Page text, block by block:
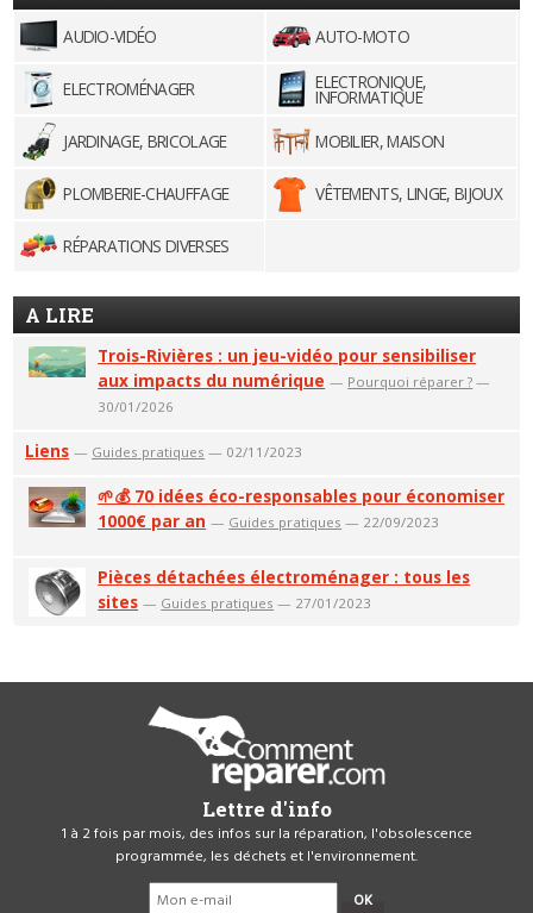
AUDIO-VIDÉO AUTO-MOTO
ELECTROMÉNAGER ELECTRONIQUE,
INFORMATIQUE
JARDINAGE, BRICOLAGE
MOBILIER, MAISON
PLOMBERIE-CHAUFFAGE VÊTEMENTS, LINGE, BIJOUX
RÉPARATIONS DIVERSES
A LIRE
Trois-Rivières : un jeu-vidéo pour sensibiliser
aux impacts du numérique — Pourquoi réparer ? —
30/01/2026
Liens — Guides pratiques — 02/11/2023
🌱💰 70 idées éco-responsables pour économiser
1000€ par an — Guides pratiques — 22/09/2023
Pièces détachées électroménager : tous les
sites — Guides pratiques — 27/01/2023
Lettre d'info
1 à 2 fois par mois, des infos sur la réparation, l'obsolescence
programmée, les déchets et l'environnement.
OK